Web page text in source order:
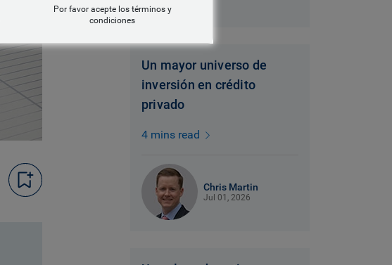
Un mayor universo de
inversión en crédito
privado
4 mins read
Chris Martin
Jul 01, 2026
Por favor acepte los términos y
condiciones